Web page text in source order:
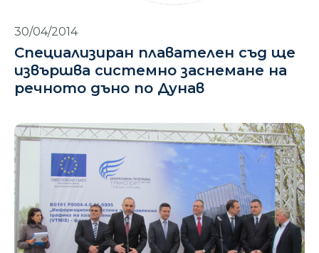
30/04/2014
Специализиран плавателен съд ще
извършва системно заснемане на
речното дъно по Дунав